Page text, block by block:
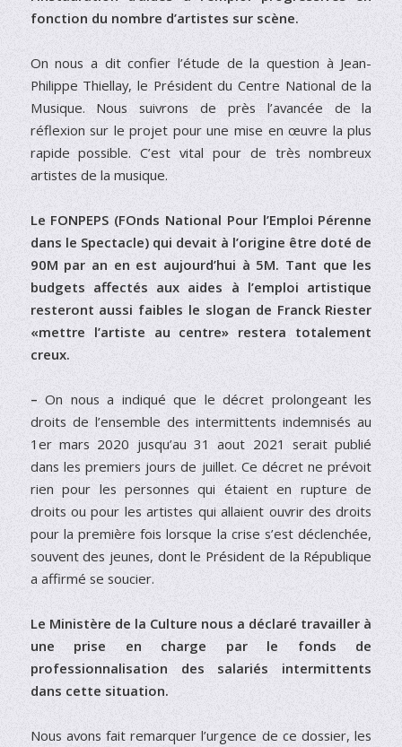
fonction du nombre d’artistes sur scène.
On nous a dit confier l’étude de la question à Jean-
Philippe Thiellay, le Président du Centre National de la
Musique. Nous suivrons de près l’avancée de la
réflexion sur le projet pour une mise en œuvre la plus
rapide possible. C’est vital pour de très nombreux
artistes de la musique.
Le FONPEPS (FOnds National Pour l’Emploi Pérenne
dans le Spectacle) qui devait à l’origine être doté de
90M par an en est aujourd’hui à 5M. Tant que les
budgets affectés aux aides à l’emploi artistique
resteront aussi faibles le slogan de Franck Riester
«mettre l’artiste au centre» restera totalement
creux.
– On nous a indiqué que le décret prolongeant les
droits de l’ensemble des intermittents indemnisés au
1er mars 2020 jusqu’au 31 aout 2021 serait publié
dans les premiers jours de juillet. Ce décret ne prévoit
rien pour les personnes qui étaient en rupture de
droits ou pour les artistes qui allaient ouvrir des droits
pour la première fois lorsque la crise s’est déclenchée,
souvent des jeunes, dont le Président de la République
a affirmé se soucier.
Le Ministère de la Culture nous a déclaré travailler à
une prise en charge par le fonds de
professionnalisation des salariés intermittents
dans cette situation.
Nous avons fait remarquer l’urgence de ce dossier, les